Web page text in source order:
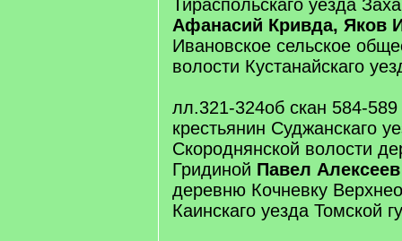
Тираспольскаго уезда
Афанасий Кривда, Яков
Ивановское сельское
волости Кустанайскаго
лл.321-324об скан 584-589
крестьянин Суджанскаго
Скороднянской волости
Гридиной Павел
деревню Кочневку
Каинскаго уезда Томской